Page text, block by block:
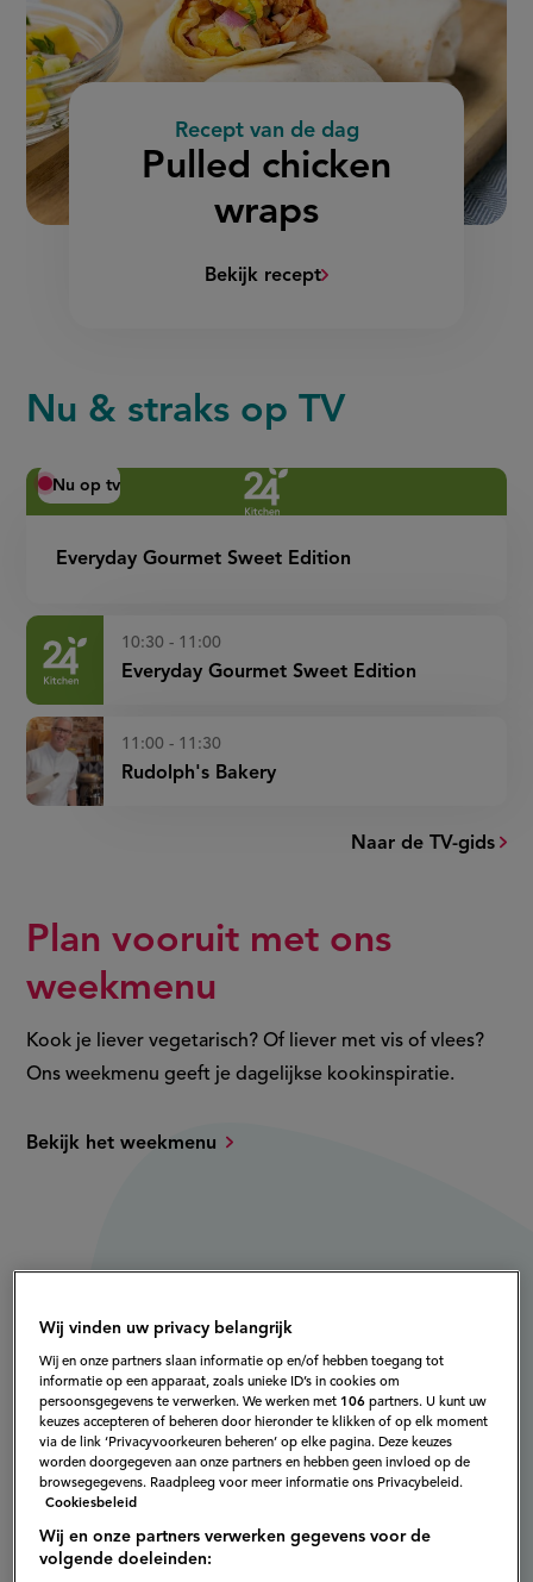
Recept van de dag
:
Pulled chicken
wraps
Bekijk recept(Pulled
Nu & straks op TV
Everyday Gourmet Sweet Edition
Nu op tv
10:30 - 11:00
Everyday Gourmet Sweet Edition
11:00 - 11:30
Rudolph's Bakery
Naar de TV-gids
Plan vooruit met ons
weekmenu
Kook je liever vegetarisch? Of liever met vis of vlees?
Ons weekmenu geeft je dagelijkse kookinspiratie.
Bekijk het weekmenu
Wij vinden uw privacy belangrijk
Wij en onze partners slaan informatie op en/of hebben toegang tot
informatie op een apparaat, zoals unieke ID’s in cookies om
persoonsgegevens te verwerken. We werken met 106 partners. U kunt uw
keuzes accepteren of beheren door hieronder te klikken of op elk moment
via de link ‘Privacyvoorkeuren beheren’ op elke pagina. Deze keuzes
worden doorgegeven aan onze partners en hebben geen invloed op de
browsegegevens. Raadpleeg voor meer informatie ons Privacybeleid.
Cookiesbeleid
Wij en onze partners verwerken gegevens voor de
volgende doeleinden: